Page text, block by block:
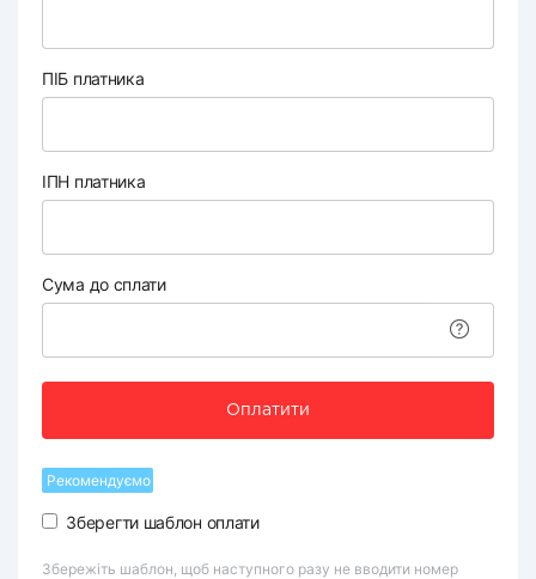
ПІБ платника
ІПН платника
Сума до сплати
Оплатити
Рекомендуємо
Зберегти шаблон оплати
Збережіть шаблон, щоб наступного разу не вводити номер